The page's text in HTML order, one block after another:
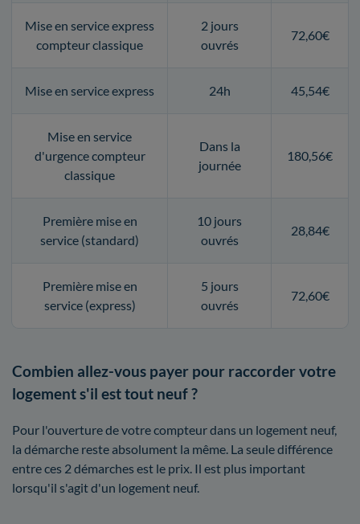
Mise en service express
compteur classique
2 jours
ouvrés
72,60€
Mise en service express 24h 45,54€
Mise en service
d'urgence compteur
classique
Dans la
journée
180,56€
Première mise en
service (standard)
10 jours
ouvrés
28,84€
Première mise en
service (express)
5 jours
ouvrés
72,60€
Combien allez-vous payer pour raccorder votre
logement s'il est tout neuf ?
Pour l'ouverture de votre compteur dans un logement neuf,
la démarche reste absolument la même. La seule différence
entre ces 2 démarches est le prix. Il est plus important
lorsqu'il s'agit d'un logement neuf.